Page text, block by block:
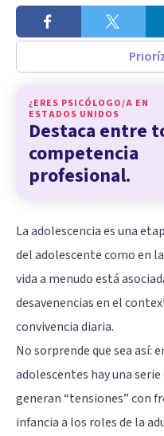
¿ERES PSICÓLOGO/A EN
ESTADOS UNIDOS
Destaca entre
competencia
profesional.
La adolescencia es una
del adolescente como en
vida a menudo está
desavenencias en el
convivencia diaria.
No sorprende que sea así:
adolescentes hay una
generan “tensiones” con
infancia a los roles de la